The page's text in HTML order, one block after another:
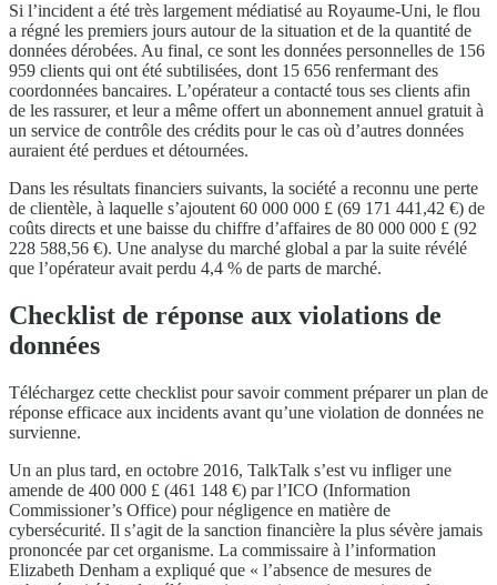
Si l’incident a été très largement médiatisé au Royaume-Uni, le flou
a régné les premiers jours autour de la situation et de la quantité de
données dérobées. Au final, ce sont les données personnelles de 156
959 clients qui ont été subtilisées, dont 15 656 renfermant des
coordonnées bancaires. L’opérateur a contacté tous ses clients afin
de les rassurer, et leur a même offert un abonnement annuel gratuit à
un service de contrôle des crédits pour le cas où d’autres données
auraient été perdues et détournées.
Dans les résultats financiers suivants, la société a reconnu une perte
de clientèle, à laquelle s’ajoutent 60 000 000 £ (69 171 441,42 €) de
coûts directs et une baisse du chiffre d’affaires de 80 000 000 £ (92
228 588,56 €). Une analyse du marché global a par la suite révélé
que l’opérateur avait perdu 4,4 % de parts de marché.
Checklist de réponse aux violations de
données
Téléchargez cette checklist pour savoir comment préparer un plan de
réponse efficace aux incidents avant qu’une violation de données ne
survienne.
Un an plus tard, en octobre 2016, TalkTalk s’est vu infliger une
amende de 400 000 £ (461 148 €) par l’ICO (Information
Commissioner’s Office) pour négligence en matière de
cybersécurité. Il s’agit de la sanction financière la plus sévère jamais
prononcée par cet organisme. La commissaire à l’information
Elizabeth Denham a expliqué que « l’absence de mesures de